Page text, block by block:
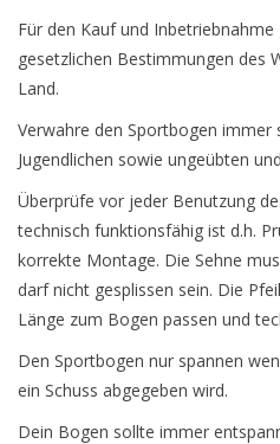
Für den Kauf und
gesetzlichen Bestimmungen des
Land.
Verwahre den Sportbogen immer
Jugendlichen sowie ungeübten
Überprüfe vor jeder Benutzung
technisch funktionsfähig ist d.h.
korrekte Montage. Die Sehne
darf nicht gesplissen sein. Die
Länge zum Bogen passen und
Den Sportbogen nur spannen
ein Schuss abgegeben wird.
Dein Bogen sollte immer